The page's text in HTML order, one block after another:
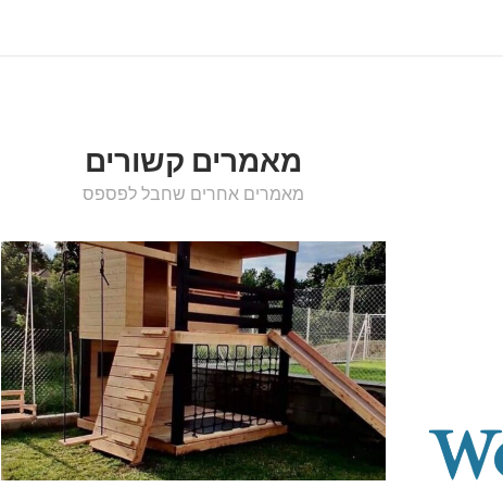
מאמרים קשורים
מאמרים אחרים שחבל לפספס